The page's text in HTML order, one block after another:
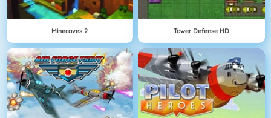
Minecaves 2 Tower Defense HD